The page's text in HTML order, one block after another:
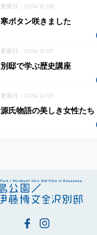
更新日：2014.12.08
寒ボタン咲きました
更新日：2014.12.07
別邸で学ぶ歴史講座
更新日：2014.12.03
源氏物語の美しき女性たち